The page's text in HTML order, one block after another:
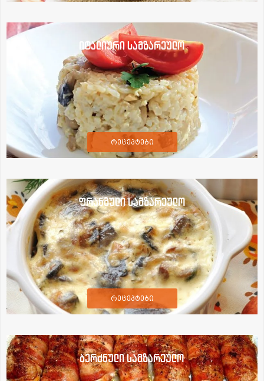
იტალიური სამზარეულო
რეცეპტები
ფრანგული სამზარეულო
რეცეპტები
ბერძნული სამზარეულო